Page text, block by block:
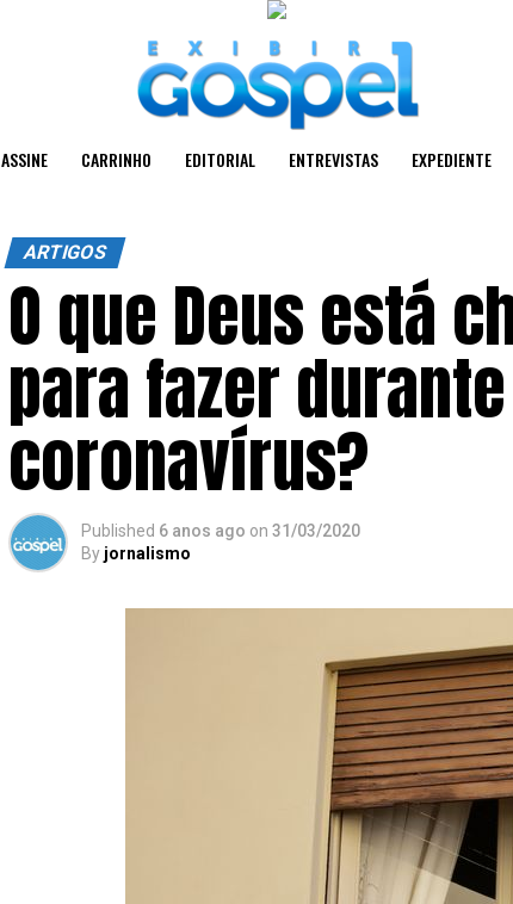
ASSINE CARRINHO EDITORIAL ENTREVISTAS EXPEDIENTE
ARTIGOS
O que Deus está
para fazer
coronavírus?
Published 6 anos ago on 31/03/2020
By jornalismo